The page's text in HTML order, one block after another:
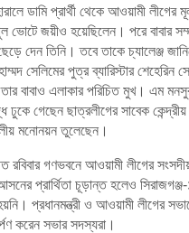
ডামি প্রার্থী থেকে আওয়ামী লীগের
ভোটে জয়ীও হয়েছিলেন। পরে বাবার
দেন তিনি। তবে তাকে চ্যালেঞ্জ
সেলিমের পুত্র ব্যারিস্টার শেহেরিন
তার বাবাও এলাকার পরিচিত মুখ। এম
ঢুকে গেছেন ছাত্রলীগের সাবেক
মনোনয়ন তুলেছেন।
রবিবার গণভবনে আওয়ামী লীগের
প্রার্থিতা চূড়ান্ত হলেও
প্রধানমন্ত্রী ও আওয়ামী লীগের
করেন সভার সদস্যরা।